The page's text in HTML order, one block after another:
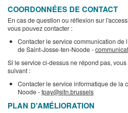
COORDONNÉES DE CONTACT
En cas de question ou réflexion sur
vous pouvez contacter :
Contacter le service communication de
de Saint-Josse-ten-Noode -
Si le service ci-dessus ne répond pas,
suivant :
Contacter le service informatique de la
Noode -tpay@sjtn.brussels
PLAN D'AMÉLIORATION